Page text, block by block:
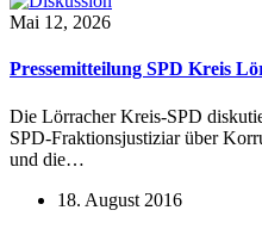
Mai 12, 2026
Pressemitteilung SPD Kreis
Die Lörracher Kreis-SPD
SPD-Fraktionsjustiziar über
und die…
18. August 2016